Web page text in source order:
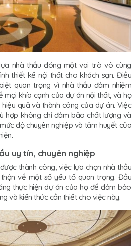
nhà thầu đóng một vai trò vô cùng
thiết kế nội thất cho khách sạn. Điều
quan trọng vì nhà thầu đảm nhiệm
mọi khía cạnh của dự án nội thất, và họ
quả và thành công của dự án. Việc
hợp không chỉ đảm bảo chất lượng và
độ chuyên nghiệp và tâm huyết của
uy tín, chuyên nghiệp
thành công, việc lựa chọn nhà thầu
về một số yếu tố quan trọng. Đầu
thực hiện dự án của họ để đảm bảo
và kiến thức cần thiết cho việc này.